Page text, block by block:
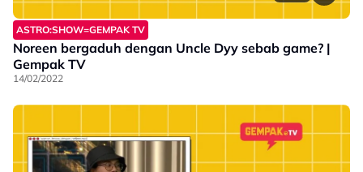
ASTRO:SHOW=GEMPAK TV
Noreen bergaduh dengan Uncle Dyy sebab game? |
Gempak TV
14/02/2022